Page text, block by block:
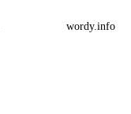
wordy.info